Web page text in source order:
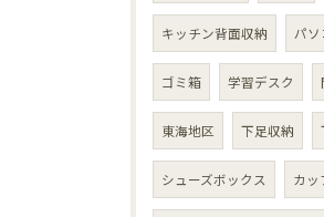
キッチン背面収納 パソ
ゴミ箱 学習デスク
東海地区 下足収納
シューズボックス カッ